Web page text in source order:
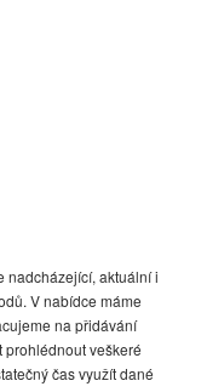
nadcházející, aktuální i
V nabídce máme
na přidávání
prohlédnout veškeré
čas využít dané